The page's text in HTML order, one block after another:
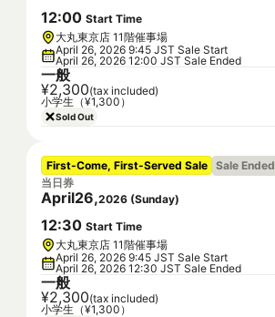
12:00 Start Time
大丸東京店 11階催事場
April 26, 2026 9:45 JST Sale Start
April 26, 2026 12:00 JST Sale Ended
一般
¥2,300(tax included)
小学生（¥1,300）
Sold Out
First-Come, First-Served Sale Sale Ended
当日券
April26,2026 (Sunday)
12:30 Start Time
大丸東京店 11階催事場
April 26, 2026 9:45 JST Sale Start
April 26, 2026 12:30 JST Sale Ended
一般
¥2,300(tax included)
小学生（¥1,300）